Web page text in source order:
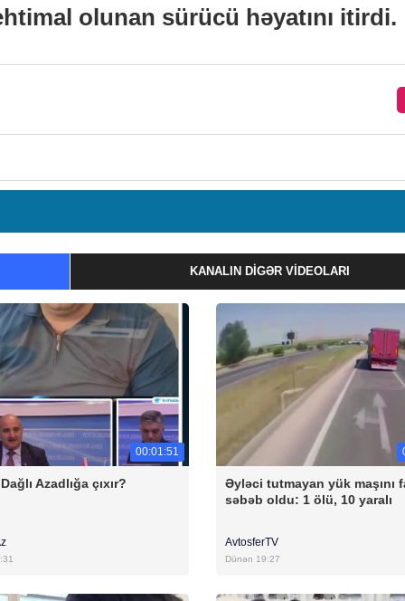
olunan sürücü həyatını itirdi.
KANALIN DIGƏR VIDEOLARI
00:01:51
Azadlığa çıxır?
Əyləci tutmayan yük maşını
səbəb oldu: 1 ölü, 10 yaralı
AvtosferTV
Dünən 19:27